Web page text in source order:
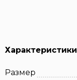
Характеристики
Размер